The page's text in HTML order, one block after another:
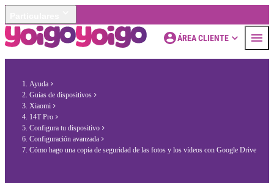
ÁREA CLIENTE
Ayuda
Guías de dispositivos
Xiaomi
14T Pro
Configura tu dispositivo
Configuración avanzada
Cómo hago una copia de seguridad de las fotos y los vídeos con Google Drive